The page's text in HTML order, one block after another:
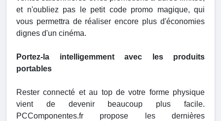
et n'oubliez pas le petit code promo magique, qui
vous permettra de réaliser encore plus d'économies
dignes d'un cinéma.
Portez-la intelligemment avec les produits
portables
Rester connecté et au top de votre forme physique
vient de devenir beaucoup plus facile.
PCComponentes.fr propose les dernières